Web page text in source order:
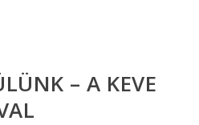
– A KEVE